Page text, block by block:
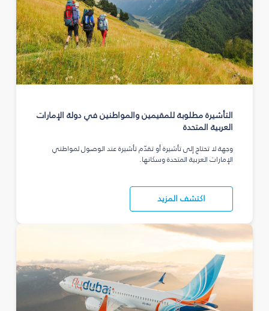
التأشيرة مطلوبة للمقيمين والمواطنين في دولة الإمارات
العربية المتحدة
وجهة لا تحتاج إلى تأشيرة أو تقدّم تأشيرة عند الوصول لمواطني
الإمارات العربية المتحدة وسكانها.
اكتشف المزيد